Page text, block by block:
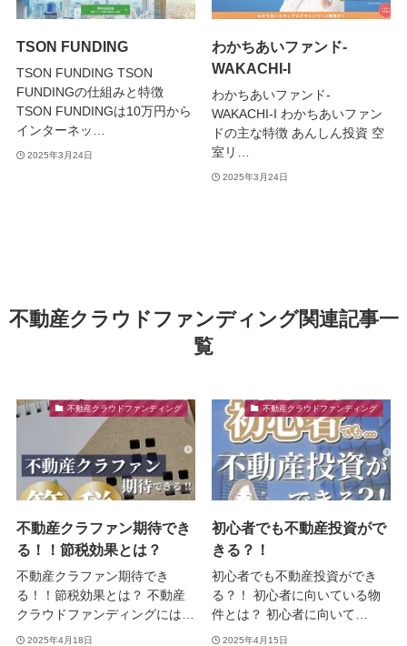
TSON FUNDING
TSON FUNDING TSON
FUNDINGの仕組みと特徴
TSON FUNDINGは10万円から
インターネッ…
2025年3月24日
わかちあいファンド-
WAKACHI-I
わかちあいファンド-
WAKACHI-I わかちあいファン
ドの主な特徴 あんしん投資 空
室リ…
2025年3月24日
不動産クラウドファンディング関連記事一
覧
不動産クラウドファンディング
不動産クラファン期待でき
る！！節税効果とは？
不動産クラファン期待でき
る！！節税効果とは？ 不動産
クラウドファンディングには…
2025年4月18日
不動産クラウドファンディング
初心者でも不動産投資がで
きる？！
初心者でも不動産投資ができ
る？！ 初心者に向いている物
件とは？ 初心者に向いて…
2025年4月15日